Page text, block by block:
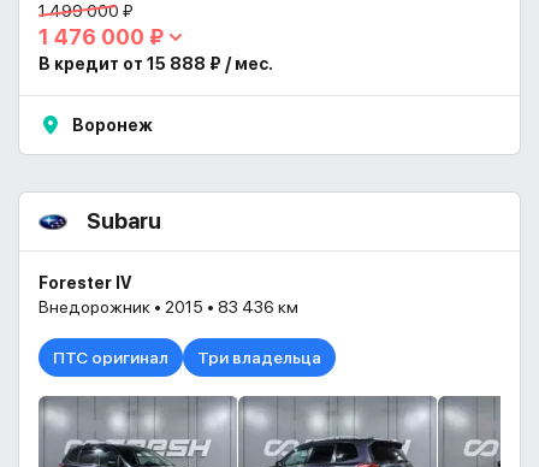
1 499 000 ₽
1 476 000 ₽
В кредит от 15 888 ₽ / мес.
Воронеж
Subaru
Forester IV
Внедорожник • 2015 • 83 436 км
ПТС оригинал Три владельца